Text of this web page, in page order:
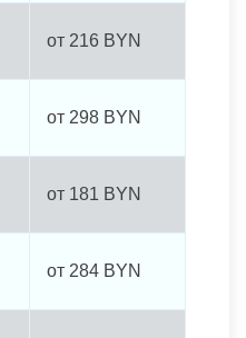
от 216 BYN
от 298 BYN
от 181 BYN
от 284 BYN